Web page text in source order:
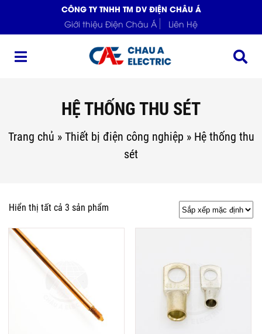
CÔNG TY TNHH TM DV ĐIỆN CHÂU Á
Giới thiệu Điện Châu Á
Liên Hệ
HỆ THỐNG THU SÉT
Trang chủ » Thiết bị điện công nghiệp » Hệ thống thu
sét
Hiển thị tất cả 3 sản phẩm